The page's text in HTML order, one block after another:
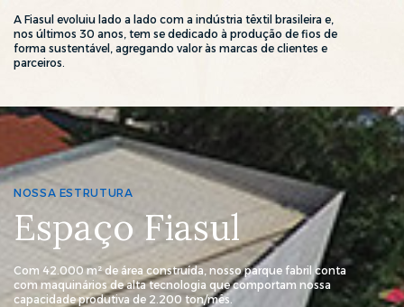
A Fiasul evoluiu lado a lado com a indústria têxtil brasileira e,
nos últimos 30 anos, tem se dedicado à produção de fios de
forma sustentável, agregando valor às marcas de clientes e
parceiros.
NOSSA ESTRUTURA
Espaço Fiasul
Com 42.000 m² de área construída, nosso parque fabril conta
com maquinários de alta tecnologia que comportam nossa
capacidade produtiva de 2.200 ton/mês.